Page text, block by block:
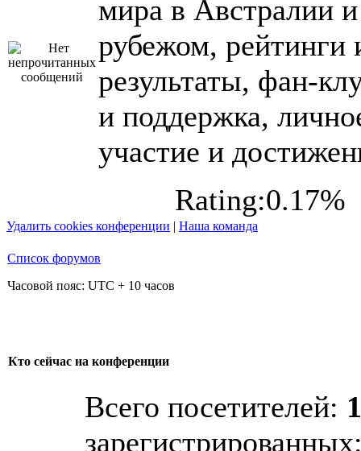
мира в Австралии и
рубежом, рейтинги
результаты, фан-
и поддержка,
участие и
Rating:0.17%
Удалить cookies конференции | Наша команда
Список форумов
Часовой пояс: UTC + 10 часов
Кто сейчас на конференции
Всего посетителей: